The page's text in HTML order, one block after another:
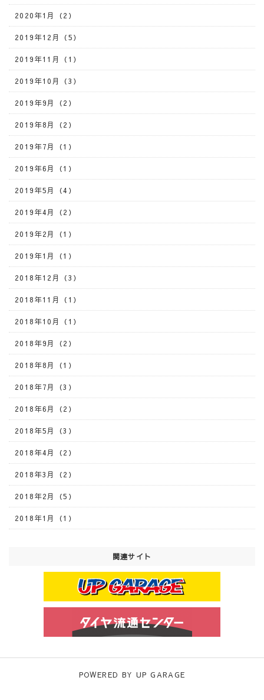
2020年1月（2）
2019年12月（5）
2019年11月（1）
2019年10月（3）
2019年9月（2）
2019年8月（2）
2019年7月（1）
2019年6月（1）
2019年5月（4）
2019年4月（2）
2019年2月（1）
2019年1月（1）
2018年12月（3）
2018年11月（1）
2018年10月（1）
2018年9月（2）
2018年8月（1）
2018年7月（3）
2018年6月（2）
2018年5月（3）
2018年4月（2）
2018年3月（2）
2018年2月（5）
2018年1月（1）
関連サイト
POWERED BY UP GARAGE